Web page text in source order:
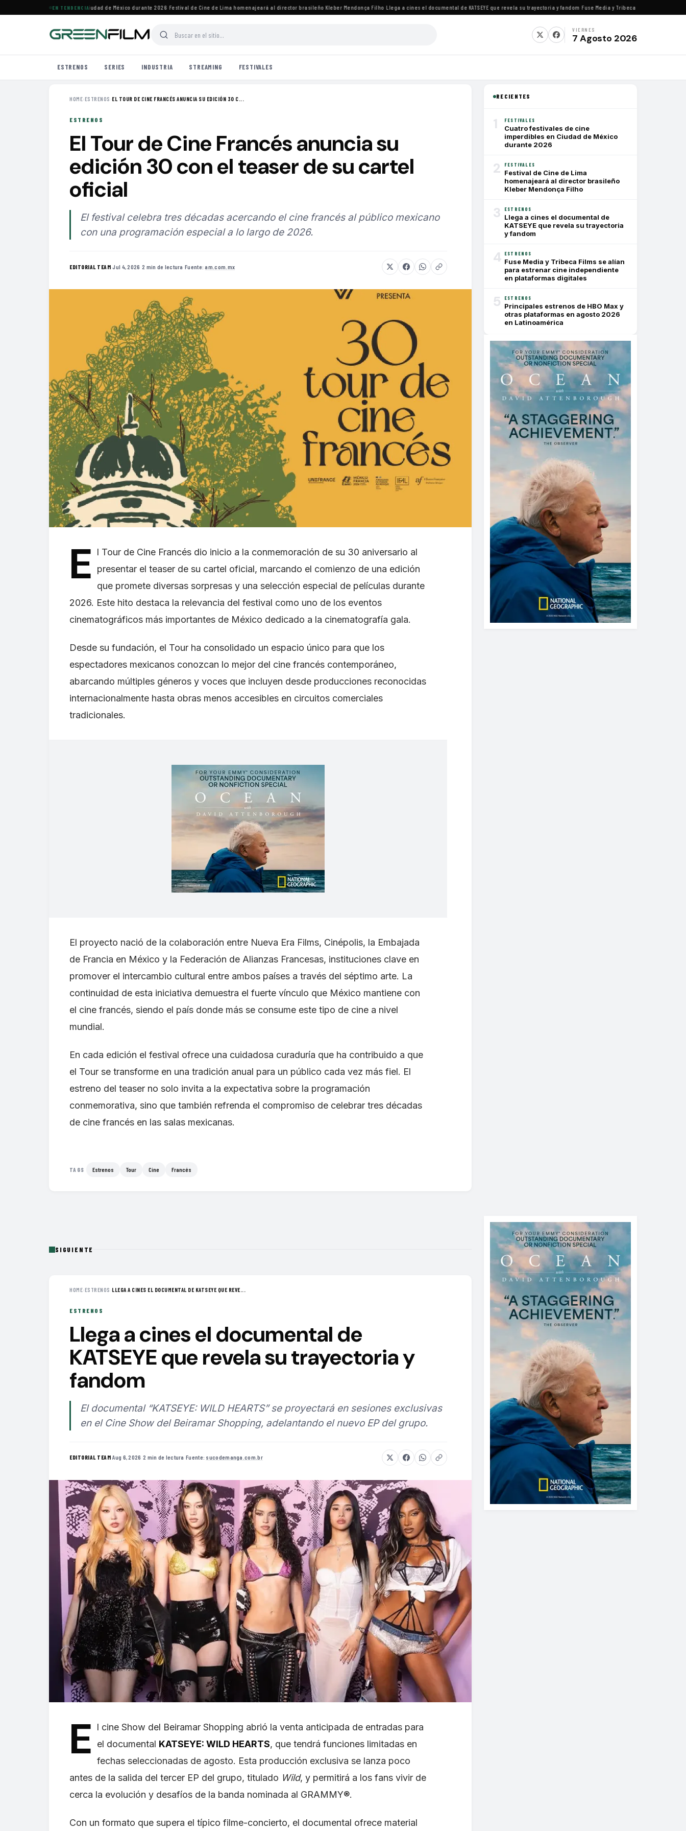
EN TENDENCIA
de cine imperdibles en Ciudad de México durante 2026·Festival de Cine de Lima homenajeará al director brasileño Kleber Mendonça Filho·Llega a cines el documental de KATSEYE que revela su trayectoria y fandom·Fuse Media y Tribeca Films se alían para
VIERNES
7 Agosto 2026
ESTRENOS SERIES INDUSTRIA STREAMING FESTIVALES
HOME›ESTRENOS ›EL TOUR DE CINE FRANCÉS ANUNCIA SU EDICIÓN 30 C...
ESTRENOS
El Tour de Cine Francés anuncia su
edición 30 con el teaser de su cartel
oficial
El festival celebra tres décadas acercando el cine francés al público mexicano
con una programación especial a lo largo de 2026.
EDITORIAL TEAM·Jul 4, 2026 ·2 min de lectura ·Fuente:am.com.mx
E
l Tour de Cine Francés dio inicio a la conmemoración de su 30 aniversario al
presentar el teaser de su cartel oficial, marcando el comienzo de una edición
que promete diversas sorpresas y una selección especial de películas durante
2026. Este hito destaca la relevancia del festival como uno de los eventos
cinematográficos más importantes de México dedicado a la cinematografía gala.
Desde su fundación, el Tour ha consolidado un espacio único para que los
espectadores mexicanos conozcan lo mejor del cine francés contemporáneo,
abarcando múltiples géneros y voces que incluyen desde producciones reconocidas
internacionalmente hasta obras menos accesibles en circuitos comerciales
tradicionales.
El proyecto nació de la colaboración entre Nueva Era Films, Cinépolis, la Embajada
de Francia en México y la Federación de Alianzas Francesas, instituciones clave en
promover el intercambio cultural entre ambos países a través del séptimo arte. La
continuidad de esta iniciativa demuestra el fuerte vínculo que México mantiene con
el cine francés, siendo el país donde más se consume este tipo de cine a nivel
mundial.
En cada edición el festival ofrece una cuidadosa curaduría que ha contribuido a que
el Tour se transforme en una tradición anual para un público cada vez más fiel. El
estreno del teaser no solo invita a la expectativa sobre la programación
conmemorativa, sino que también refrenda el compromiso de celebrar tres décadas
de cine francés en las salas mexicanas.
TAGS Estrenos Tour Cine Francés
RECIENTES
1 FESTIVALES
Cuatro festivales de cine
imperdibles en Ciudad de México
durante 2026
2 FESTIVALES
Festival de Cine de Lima
homenajeará al director brasileño
Kleber Mendonça Filho
3 ESTRENOS
Llega a cines el documental de
KATSEYE que revela su trayectoria
y fandom
4 ESTRENOS
Fuse Media y Tribeca Films se alían
para estrenar cine independiente
en plataformas digitales
5 ESTRENOS
Principales estrenos de HBO Max y
otras plataformas en agosto 2026
en Latinoamérica
SIGUIENTE
HOME›ESTRENOS ›LLEGA A CINES EL DOCUMENTAL DE KATSEYE QUE REVE...
ESTRENOS
Llega a cines el documental de
KATSEYE que revela su trayectoria y
fandom
El documental “KATSEYE: WILD HEARTS” se proyectará en sesiones exclusivas
en el Cine Show del Beiramar Shopping, adelantando el nuevo EP del grupo.
EDITORIAL TEAM·Aug 6, 2026 ·2 min de lectura ·Fuente: sucodemanga.com.br
E
l cine Show del Beiramar Shopping abrió la venta anticipada de entradas para
el documental KATSEYE: WILD HEARTS, que tendrá funciones limitadas en
fechas seleccionadas de agosto. Esta producción exclusiva se lanza poco
antes de la salida del tercer EP del grupo, titulado Wild, y permitirá a los fans vivir de
cerca la evolución y desafíos de la banda nominada al GRAMMY®.
Con un formato que supera el típico filme-concierto, el documental ofrece material